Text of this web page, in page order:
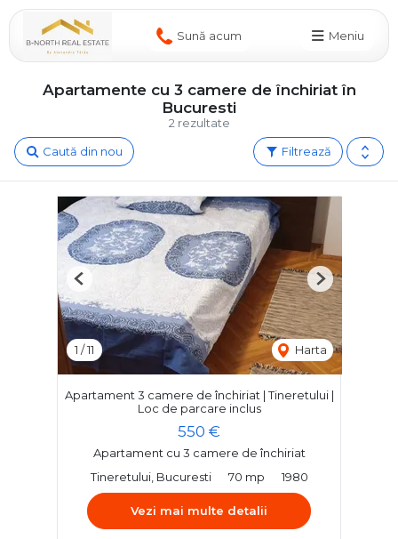
Sună acum Meniu
2 rezultate
Apartamente cu 3 camere de închiriat în
Bucuresti
Filtrează
Caută din nou
1 /11 Harta
Previous Next
Apartament 3 camere de închiriat | Tineretului |
Loc de parcare inclus
550 €
Apartament cu 3 camere de închiriat
Tineretului, Bucuresti
70 mp 1980
Vezi mai multe detalii